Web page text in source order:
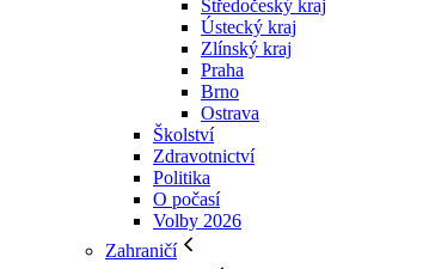
Středočeský kraj
Ústecký kraj
Zlínský kraj
Praha
Brno
Ostrava
Školství
Zdravotnictví
Politika
O počasí
Volby 2026
Zahraničí